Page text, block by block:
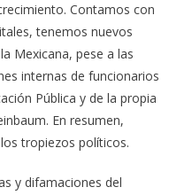
Contamos con
tenemos nuevos
Mexicana, pese a las
internas de funcionarios
Pública y de la propia
En resumen,
tropiezos políticos.
y difamaciones del